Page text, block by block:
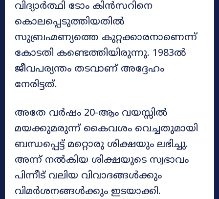
വിദ്യാർത്ഥി ടോം കിൻസറിനെ
കൊലപ്പെടുത്തിയതിൽ
സുബ്രഹ്മണ്യത്തെ കുറ്റക്കാരനാണെന്ന്
കോടതി കണ്ടെത്തിയിരുന്നു. 1983ൽ
ജീവപര്യന്തം തടവാണ് അദ്ദേഹം
നേരിട്ടത്.
അതേ വർഷം 20-ആം വയസ്സിൽ
മയക്കുമരുന്ന് കൈവശം വെച്ചതുമായി
ബന്ധപ്പെട്ട് മറ്റൊരു ശിക്ഷയും ലഭിച്ചു.
അന്ന് നൽകിയ ശിക്ഷയുടെ സ്വഭാവം
പിന്നീട് വലിയ വിവാദങ്ങൾക്കും
വിമർശനങ്ങൾക്കും ഇടയാക്കി.